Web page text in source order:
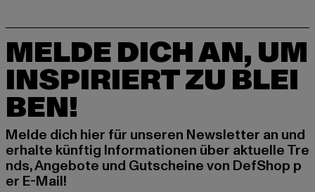
MELDE DICH AN, UM
INSPIRIERT ZU BLEI
BEN!
Melde dich hier für unseren Newsletter an und
erhalte künftig Informationen über aktuelle Tre
nds, Angebote und Gutscheine von DefShop p
er E-Mail!